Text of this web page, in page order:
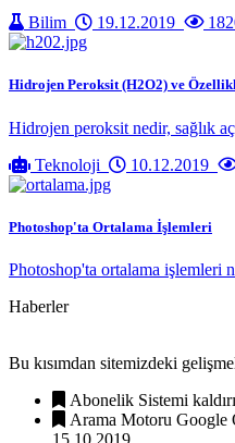
Bilim
19.12.2019
Hidrojen Peroksit (H2O2) ve
Hidrojen peroksit nedir, sağlık
Teknoloji
10.12.2019
Photoshop'ta Ortalama İşlemleri
Photoshop'ta ortalama işlemleri
Haberler
Bu kısımdan sitemizdeki
Abonelik Sistemi
Arama Motoru Google
15.10.2019